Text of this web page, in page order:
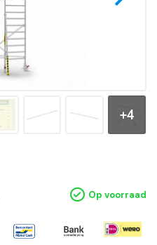
+4
Op voorraad